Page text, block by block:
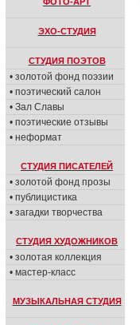
ЭХО-СТУДИЯ
СТУДИЯ ПОЭТОВ
• золотой фонд поэзии
• поэтический салон
• Зал Славы
• поэтические отзывы
• неформат
СТУДИЯ ПИСАТЕЛЕЙ
• золотой фонд прозы
• публицистика
• загадки творчества
СТУДИЯ ХУДОЖНИКОВ
• золотая коллекция
• мастер-класс
МУЗЫКАЛЬНАЯ СТУДИЯ